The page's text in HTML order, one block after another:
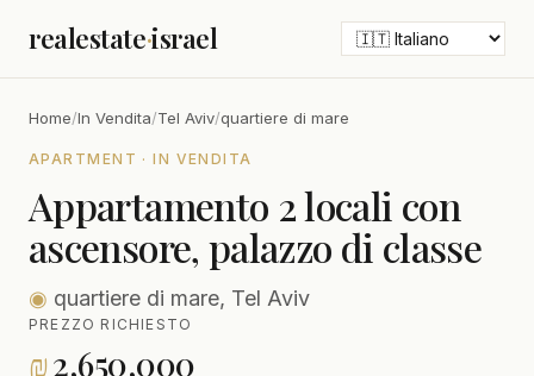
realestate·israel
Home/In Vendita/Tel Aviv/quartiere di mare
APARTMENT · IN VENDITA
Appartamento 2 locali con
ascensore, palazzo di classe
◉ quartiere di mare, Tel Aviv
PREZZO RICHIESTO
₪2,650,000